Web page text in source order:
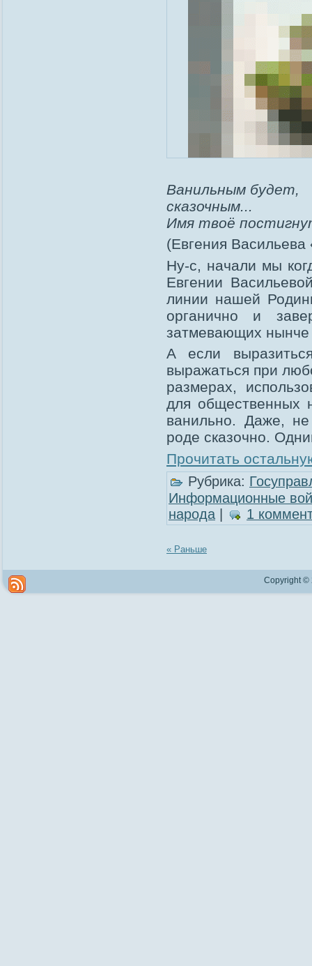
Ванильным будет,
сказочным...
Имя твоё
(Евгения Васильева
Ну-с, начали мы
Евгении
линии нашей
органично и
затмевающих
А если
выражаться при
размерах,
для общественных
ванильно. Даже, не
роде сказочно.
Прочитать
Рубрика:
Информационные
народа
1
« Раньше
Copyright